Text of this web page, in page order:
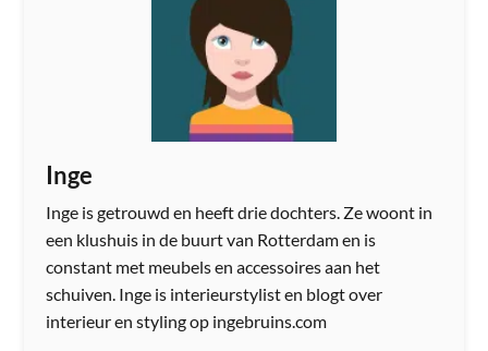
Inge
Inge is getrouwd en heeft drie dochters. Ze woont in
een klushuis in de buurt van Rotterdam en is
constant met meubels en accessoires aan het
schuiven. Inge is interieurstylist en blogt over
interieur en styling op ingebruins.com